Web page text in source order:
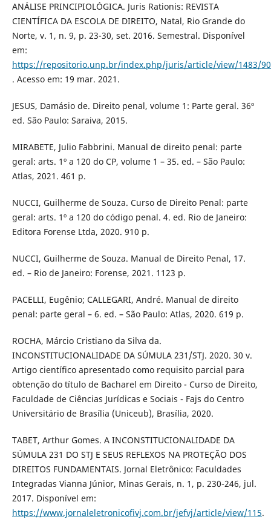
ANÁLISE PRINCIPIOLÓGICA. Juris Rationis: REVISTA
CIENTÍFICA DA ESCOLA DE DIREITO, Natal, Rio Grande do
Norte, v. 1, n. 9, p. 23-30, set. 2016. Semestral. Disponível
em:
https://repositorio.unp.br/index.php/juris/article/view/1483/
. Acesso em: 19 mar. 2021.
JESUS, Damásio de. Direito penal, volume 1: Parte geral. 36º
ed. São Paulo: Saraiva, 2015.
MIRABETE, Julio Fabbrini. Manual de direito penal: parte
geral: arts. 1º a 120 do CP, volume 1 – 35. ed. – São Paulo:
Atlas, 2021. 461 p.
NUCCI, Guilherme de Souza. Curso de Direito Penal: parte
geral: arts. 1º a 120 do código penal. 4. ed. Rio de Janeiro:
Editora Forense Ltda, 2020. 910 p.
NUCCI, Guilherme de Souza. Manual de Direito Penal, 17.
ed. – Rio de Janeiro: Forense, 2021. 1123 p.
PACELLI, Eugênio; CALLEGARI, André. Manual de direito
penal: parte geral – 6. ed. – São Paulo: Atlas, 2020. 619 p.
ROCHA, Márcio Cristiano da Silva da.
INCONSTITUCIONALIDADE DA SÚMULA 231/STJ. 2020. 30 v.
Artigo científico apresentado como requisito parcial para
obtenção do título de Bacharel em Direito - Curso de Direito,
Faculdade de Ciências Jurídicas e Sociais - Fajs do Centro
Universitário de Brasília (Uniceub), Brasília, 2020.
TABET, Arthur Gomes. A INCONSTITUCIONALIDADE DA
SÚMULA 231 DO STJ E SEUS REFLEXOS NA PROTEÇÃO DOS
DIREITOS FUNDAMENTAIS. Jornal Eletrônico: Faculdades
Integradas Vianna Júnior, Minas Gerais, n. 1, p. 230-246, jul.
2017. Disponível em:
https://www.jornaleletronicofivj.com.br/jefvj/article/view/115.